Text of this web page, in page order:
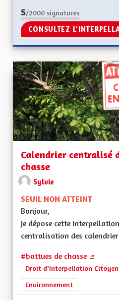
5/2000 signatures
CONSULTEZ
Calendrier centralisé
chasse
Sylvie
SEUIL NON ATTEINT
Bonjour,
Je dépose cette
centralisation des
#battues de chasse
(Lien
Droit d'Interpellation
Environnement